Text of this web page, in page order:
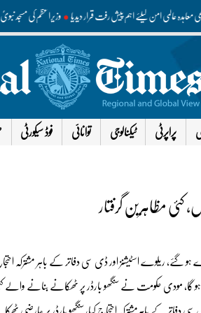
معاہدہ عالمی امن کیلئے اہم پیش رفت قرار دیدیا وزیراعظم کی
پراپرٹی ٹیکنالوجی توانائی فوڈ سیکورٹی
کئی مظاہرین گرفتار
ریلوے اسٹیشنز اور ڈی سی دفاتر کے باہر مشترکہ احتجاج
گا، مودی حکومت نے سنگھو بارڈر پر ٹھکانے بنانے والے